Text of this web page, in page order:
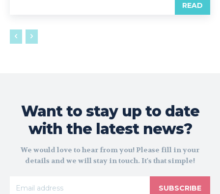
READ
Want to stay up to date
with the latest news?
We would love to hear from you! Please fill in your
details and we will stay in touch. It's that simple!
SUBSCRIBE